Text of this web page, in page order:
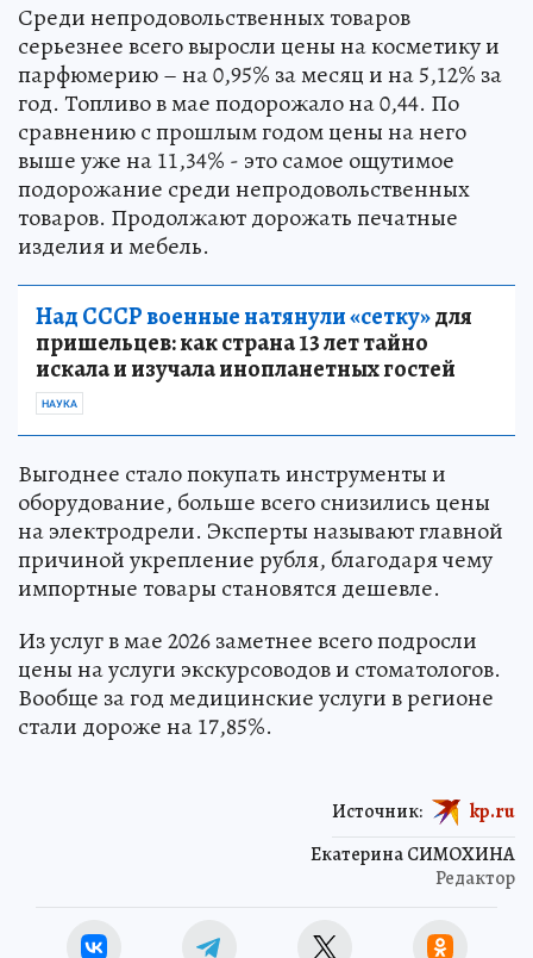
Среди непродовольственных товаров
серьезнее всего выросли цены на косметику и
парфюмерию – на 0,95% за месяц и на 5,12% за
год. Топливо в мае подорожало на 0,44. По
сравнению с прошлым годом цены на него
выше уже на 11,34% - это самое ощутимое
подорожание среди непродовольственных
товаров. Продолжают дорожать печатные
изделия и мебель.
Над СССР военные натянули «сетку»для
пришельцев: как страна 13 лет тайно
искала и изучала инопланетных гостей
НАУКА
Выгоднее стало покупать инструменты и
оборудование, больше всего снизились цены
на электродрели. Эксперты называют главной
причиной укрепление рубля, благодаря чему
импортные товары становятся дешевле.
Из услуг в мае 2026 заметнее всего подросли
цены на услуги экскурсоводов и стоматологов.
Вообще за год медицинские услуги в регионе
стали дороже на 17,85%.
Екатерина СИМОХИНА
Редактор
Источник: kp.ru